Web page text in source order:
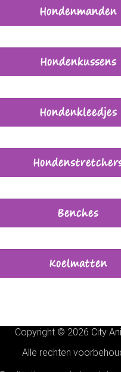
Hondenmanden
Hondenkussens
Hondenkleedjes
Benches
Koelmatten
Copyright © 2026 City
Alle rechten